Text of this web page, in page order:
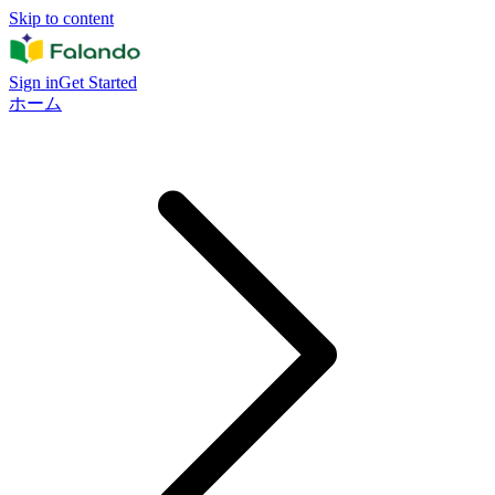
Skip to content
Sign inGet Started
ホーム